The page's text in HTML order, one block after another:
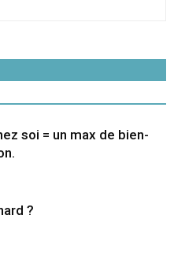
soi = un max de bien-
?